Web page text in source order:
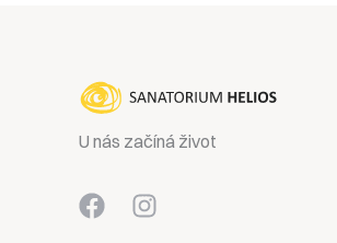
U nás začíná život